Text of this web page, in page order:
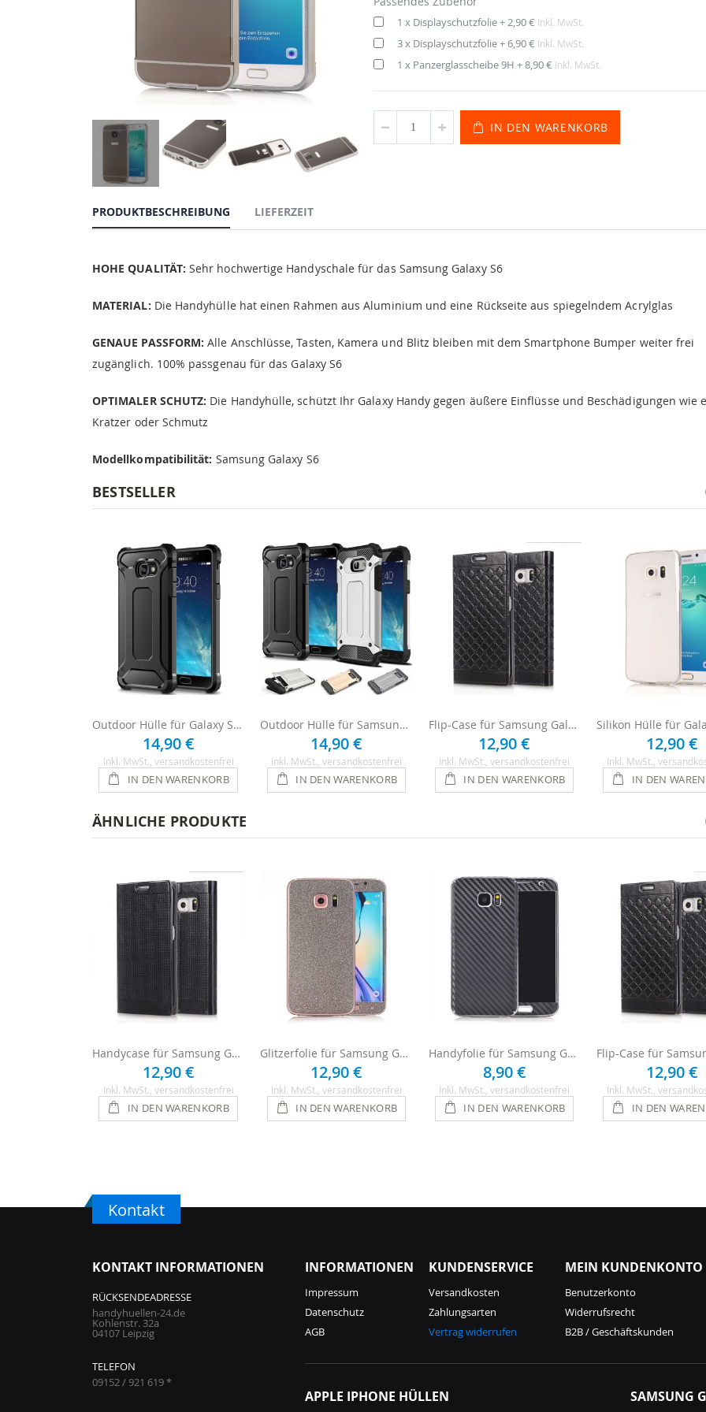
1 x Displayschutzfolie+2,90 € Inkl. MwSt.
3 x Displayschutzfolie+6,90 € Inkl. MwSt.
1 x Panzerglasscheibe 9H+8,90 € Inkl. MwSt.
IN DEN WARENKORB
PRODUKTBESCHREIBUNG
HOHE QUALITÄT: Sehr hochwertige Handyschale für das Samsung Galaxy S6
MATERIAL: Die Handyhülle hat einen Rahmen aus Aluminium und eine Rückseite aus spiegelndem Acrylglas
GENAUE PASSFORM: Alle Anschlüsse, Tasten, Kamera und Blitz bleiben mit dem Smartphone Bumper weiter frei
zugänglich. 100% passgenau für das Galaxy S6
OPTIMALER SCHUTZ: Die Handyhülle, schützt Ihr Galaxy Handy gegen äußere Einflüsse und Beschädigungen wie
Kratzer oder Schmutz
Modellkompatibilität: Samsung Galaxy S6
LIEFERZEIT
BESTSELLER
Outdoor Hülle für Galaxy S6 - Schwarz
14,90 €
Inkl. MwSt. , versandkostenfrei
IN DEN WARENKORB
Outdoor Hülle für Samsung Galaxy S6
14,90 €
Inkl. MwSt. , versandkostenfrei
IN DEN WARENKORB
Flip-Case für Samsung Galaxy S6 - Schwarz
12,90 €
Inkl. MwSt. , versandkostenfrei
IN DEN WARENKORB
12,90 €
Inkl. MwSt. ,
IN DEN
ÄHNLICHE PRODUKTE
Handycase für Samsung Galaxy S6 - Schwarz
12,90 €
Inkl. MwSt. , versandkostenfrei
IN DEN WARENKORB
Glitzerfolie für Samsung Galaxy S6 - Anthrazit
12,90 €
Inkl. MwSt. , versandkostenfrei
IN DEN WARENKORB
Handyfolie für Samsung Galaxy S6 - Carbon
8,90 €
Inkl. MwSt. , versandkostenfrei
IN DEN WARENKORB
12,90 €
Inkl. MwSt. ,
IN DEN
Kontakt
KONTAKT INFORMATIONEN
RÜCKSENDEADRESSE
handyhuellen-24.de
Kohlenstr. 32a
04107 Leipzig
TELEFON
09152 / 921 619 *
INFORMATIONEN
Impressum
Datenschutz
AGB
KUNDENSERVICE
Versandkosten
Zahlungsarten
Vertrag widerrufen
MEIN KUNDENKONTO
Benutzerkonto
Widerrufsrecht
B2B / Geschäftskunden
APPLE IPHONE HÜLLEN SAMSUNG